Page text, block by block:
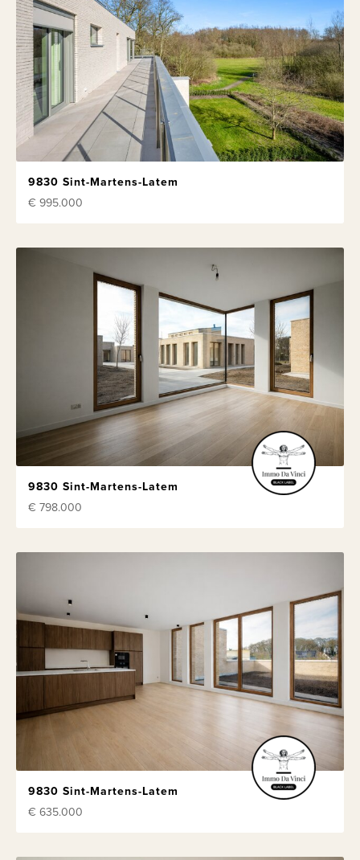
9830 Sint-Martens-Latem
€ 995.000
9830 Sint-Martens-Latem
€ 798.000
9830 Sint-Martens-Latem
€ 635.000